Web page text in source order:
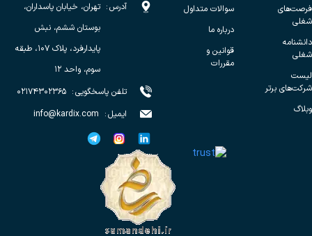
فرصت‌های
شغلی
دانشنامه
شغلی
لیست
شرکت‌های برتر
وبلاگ
سوالات متداول
درباره ما
قوانین و
مقررات
آدرس: تهران، خیابان پاسداران،
بوستان ششم، نبش
پایدارفرد، پلاک ۱۰۷، طبقه
سوم، واحد ۱۲
تلفن پاسخگویی: ۰۲۱۷۴۳۰۲۳۶۵
ایمیل:
info@kardix.com